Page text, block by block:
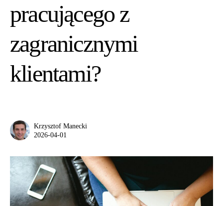
pracującego z
zagranicznymi
klientami?
Krzysztof Manecki
2026-04-01